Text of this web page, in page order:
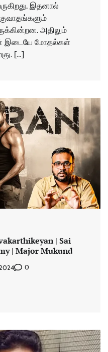
இதனால்
அதிலும்
இடையே மோதல்கள்
[…]
| Sai
| Major Mukund
0